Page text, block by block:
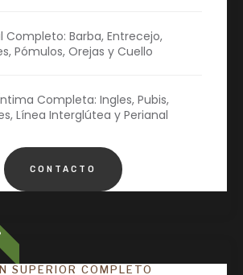
Completo: Barba, Entrecejo,
Pómulos, Orejas y Cuello
Completa: Ingles, Pubis,
Línea Interglútea y Perianal
CONTACTO
SUPERIOR COMPLETO